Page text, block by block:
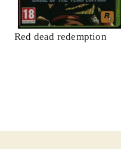
Red dead redemption